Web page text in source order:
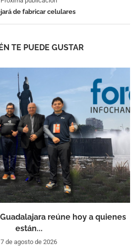
de fabricar celulares
TE PUEDE GUSTAR
reúne hoy a quienes
están...
7 de agosto de 2026